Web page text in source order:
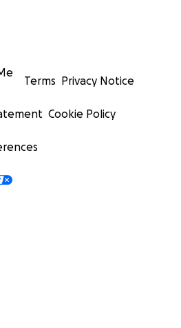
Terms Privacy Notice
Cookie Policy